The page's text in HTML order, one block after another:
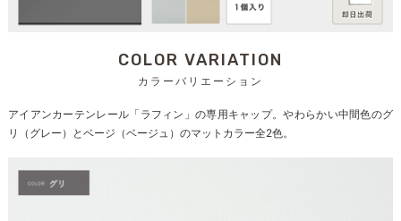
COLOR VARIATION
カラーバリエーション
アイアンカーテンレール「ラフィン」の専用キャップ。やわらかい中間色のグ
リ（グレー）とベージ（ベージュ）のマットカラー全2色。